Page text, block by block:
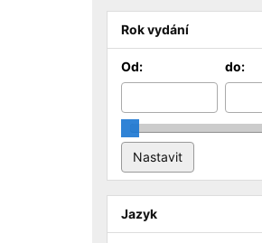
Rok vydání
Od: do:
Jazyk